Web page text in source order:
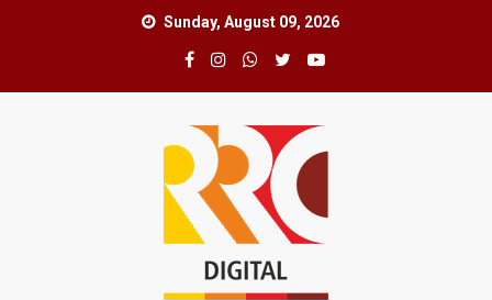
Sunday, August 09, 2026